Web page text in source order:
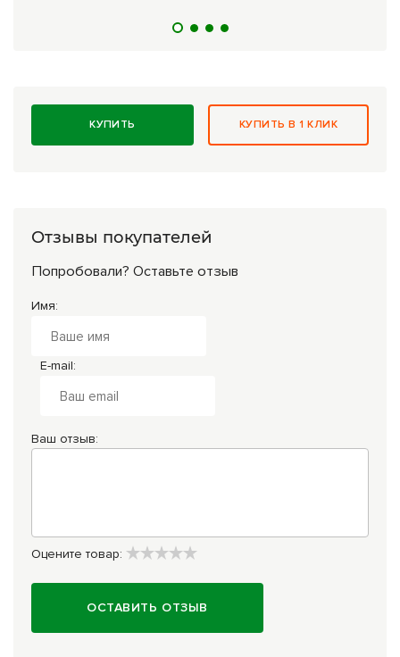
КУПИТЬ КУПИТЬ В 1 КЛИК
Отзывы покупателей
Попробовали? Оставьте отзыв
Имя:
E-mail:
Ваш отзыв:
Оцените товар:
ОСТАВИТЬ ОТЗЫВ